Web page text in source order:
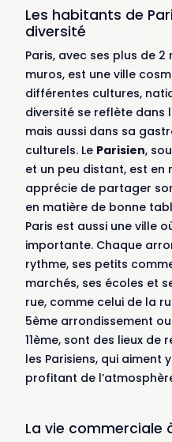
Les habitants de
diversité
Paris, avec ses plus de
muros, est une ville
différentes cultures,
diversité se reflète dans
mais aussi dans sa
culturels. Le Parisien,
et un peu distant, est en
apprécie de partager
en matière de bonne
Paris est aussi une ville
importante. Chaque
rythme, ses petits
marchés, ses écoles et
rue, comme celui de la
5ème arrondissement
11ème, sont des lieux
les Parisiens, qui aiment
profitant de
La vie commerciale